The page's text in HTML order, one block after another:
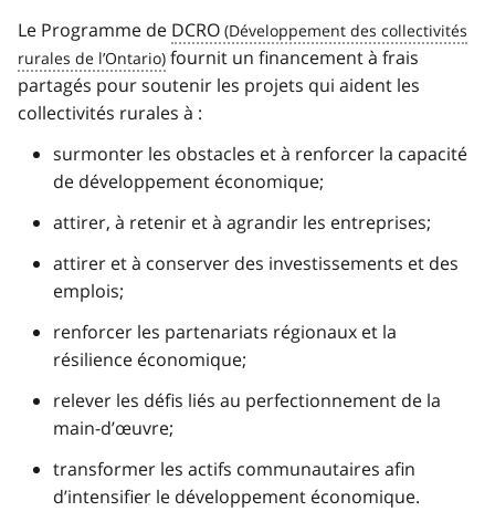
Le Programme de DCRO
fournit un financement à frais
partagés pour soutenir les projets qui aident les
collectivités rurales à :
surmonter les obstacles et à renforcer la capacité
de développement économique;
attirer, à retenir et à agrandir les entreprises;
attirer et à conserver des investissements et des
emplois;
renforcer les partenariats régionaux et la
résilience économique;
relever les défis liés au perfectionnement de la
main-d’œuvre;
transformer les actifs communautaires afin
d’intensifier le développement économique.